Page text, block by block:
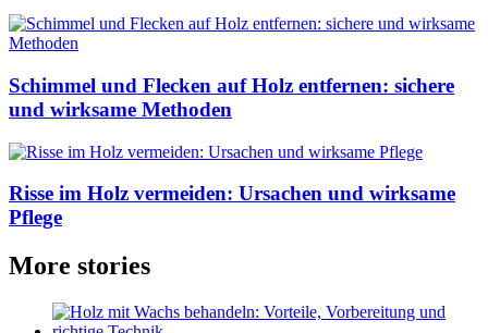
Schimmel und Flecken auf Holz entfernen: sichere
und wirksame Methoden
Risse im Holz vermeiden: Ursachen und wirksame
Pflege
More stories